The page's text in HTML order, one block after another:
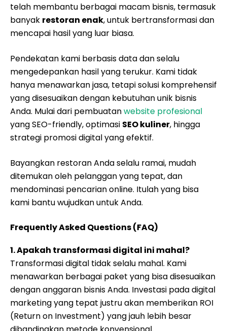
telah membantu berbagai macam bisnis, termasuk
banyak restoran enak, untuk bertransformasi dan
mencapai hasil yang luar biasa.
Pendekatan kami berbasis data dan selalu
mengedepankan hasil yang terukur. Kami tidak
hanya menawarkan jasa, tetapi solusi komprehensif
yang disesuaikan dengan kebutuhan unik bisnis
Anda. Mulai dari pembuatanwebsite profesional
yang SEO-friendly, optimasi SEO kuliner, hingga
strategi promosi digital yang efektif.
Bayangkan restoran Anda selalu ramai, mudah
ditemukan oleh pelanggan yang tepat, dan
mendominasi pencarian online. Itulah yang bisa
kami bantu wujudkan untuk Anda.
Frequently Asked Questions (FAQ)
1. Apakah transformasi digital ini mahal?
Transformasi digital tidak selalu mahal. Kami
menawarkan berbagai paket yang bisa disesuaikan
dengan anggaran bisnis Anda. Investasi pada digital
marketing yang tepat justru akan memberikan ROI
(Return on Investment) yang jauh lebih besar